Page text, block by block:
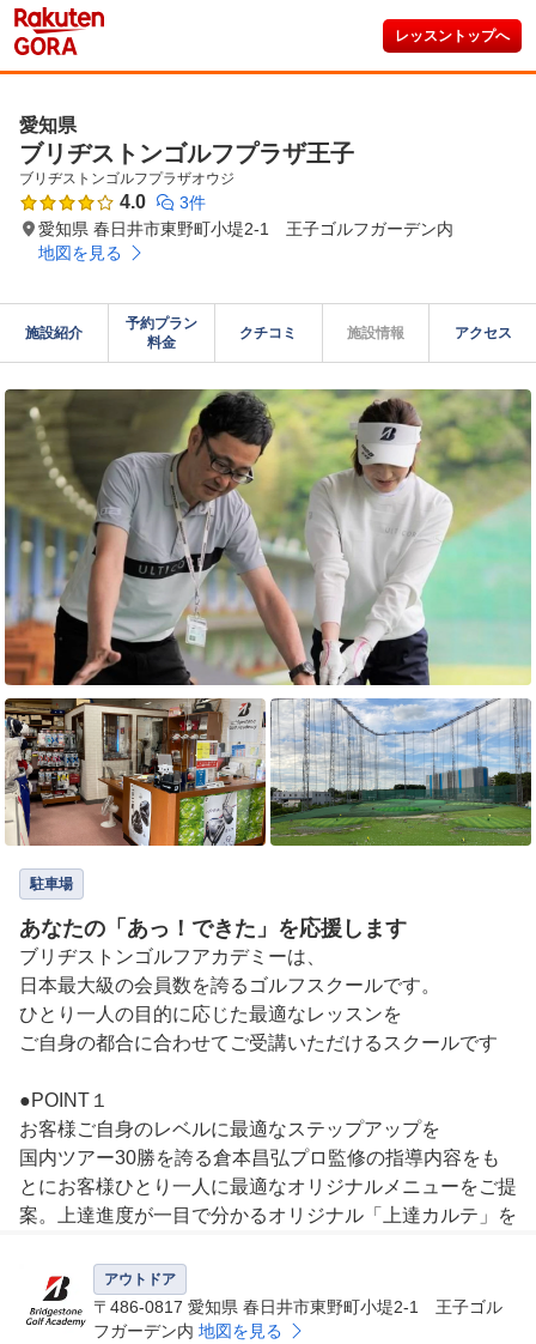
レッスントップへ
愛知県
ブリヂストンゴルフプラザ王子
ブリヂストンゴルフプラザオウジ
4.0
3件
愛知県 春日井市東野町小堤2-1 王子ゴルフガーデン内
地図を見る
施設紹介
予約プラン
料金
クチコミ 施設情報 アクセス
駐車場
あなたの「あっ！できた」を応援します
ブリヂストンゴルフアカデミーは、
日本最大級の会員数を誇るゴルフスクールです。
ひとり一人の目的に応じた最適なレッスンを
ご自身の都合に合わせてご受講いただけるスクールです
●POINT１
お客様ご自身のレベルに最適なステップアップを
国内ツアー30勝を誇る倉本昌弘プロ監修の指導内容をも
とにお客様ひとり一人に最適なオリジナルメニューをご提
案。上達進度が一目で分かるオリジナル「上達カルテ」を
●POINT２
国内会員数約15,000人を誇る抜群の指導力
アウトドア
〒486-0817 愛知県 春日井市東野町小堤2-1 王子ゴル
フガーデン内 地図を見る